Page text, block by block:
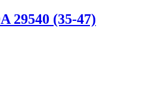
29540 (35-47)